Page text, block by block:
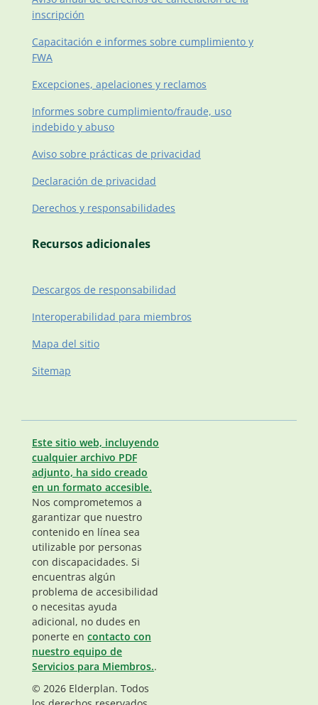
inscripción
Capacitación e informes sobre cumplimiento y
FWA
Excepciones, apelaciones y reclamos
Informes sobre cumplimiento/fraude, uso
indebido y abuso
Aviso sobre prácticas de privacidad
Declaración de privacidad
Derechos y responsabilidades
Recursos adicionales
Descargos de responsabilidad
Interoperabilidad para miembros
Mapa del sitio
Sitemap
Este sitio web, incluyendo
cualquier archivo PDF
adjunto, ha sido creado
en un formato accesible.
Nos comprometemos a
garantizar que nuestro
contenido en línea sea
utilizable por personas
con discapacidades. Si
encuentras algún
problema de accesibilidad
o necesitas ayuda
adicional, no dudes en
ponerte en contacto con
nuestro equipo de
Servicios para Miembros..
© 2026 Elderplan. Todos